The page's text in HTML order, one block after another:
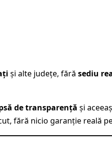
și alte județe, fără sediu
de transparență și
fără nicio garanție reală